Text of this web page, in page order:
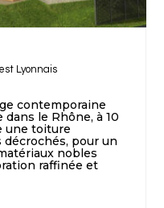
Lyonnais
contemporaine
le Rhône, à 10
une toiture
décrochés, pour un
nobles
raffinée et